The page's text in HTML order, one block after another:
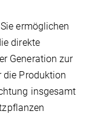
ermöglichen
direkte
Generation zur
die Produktion
insgesamt